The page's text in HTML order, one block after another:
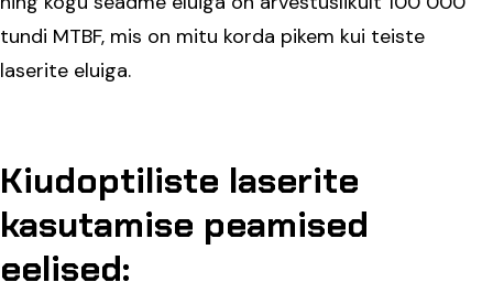
tundi MTBF, mis on mitu korda pikem kui teiste
laserite eluiga.
Kiudoptiliste laserite
kasutamise peamised
eelised: